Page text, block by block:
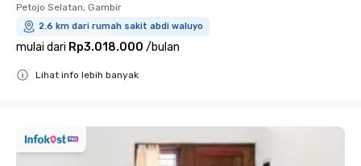
Petojo Selatan, Gambir
2.6 km dari rumah sakit abdi waluyo
mulai dari Rp3.018.000 /bulan
Lihat info lebih banyak